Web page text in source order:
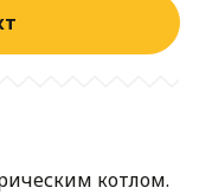
котлом.